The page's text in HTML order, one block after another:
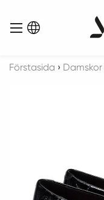
Menu
Sök
Förstasida › Damskor